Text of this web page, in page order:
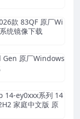
款 83QF 原厂Wi
统镜像下载
Gen 原厂Windows
14-ey0xxx系列 14
家庭中文版 原